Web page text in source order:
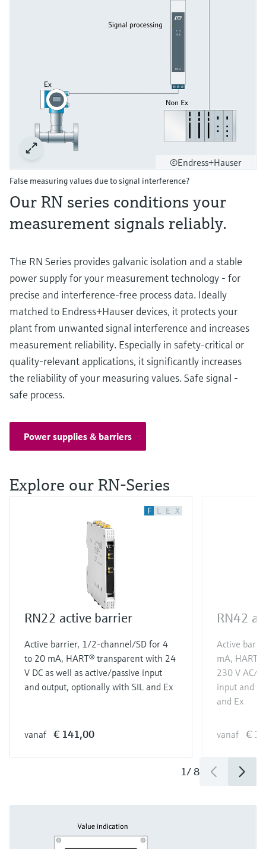
Find product-specific information and
or serial number
Memosens technology
©Endress+Hauser
False measuring values due to signal interference?
Our RN series conditions your
measurement signals reliably.
The RN Series provides galvanic isolation and a stable
power supply for your measurement technology - for
precise and interference-free process data. Ideally
matched to Endress+Hauser devices, it protects your
plant from unwanted signal interference and increases
measurement reliability. Especially in safety-critical or
quality-relevant applications, it significantly increases
the reliability of your measuring values. Safe signal -
safe process.
Power supplies & barriers
Explore our RN-Series
F L E X
RN22 active barrier
Active barrier, 1/2-channel/SD for 4
to 20 mA, HART® transparent with 24
V DC as well as active/passive input
and output, optionally with SIL and Ex
vanaf € 141,00
RN42
Active
mA,
230 V AC/
input and
and Ex
vanaf €
1/8